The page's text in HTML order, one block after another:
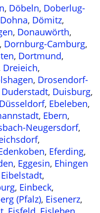
, Döbeln, Doberlug-
Dohna, Dömitz,
, Donauwörth,
, Dornburg-Camburg,
, Dortmund,
Dreieich,
, Drosendorf-
Duderstadt, Duisburg,
Düsseldorf, Ebeleben,
, Ebern,
Neugersdorf,
,
, Eferding,
, Eggesin, Ehingen
Eibelstadt,
, Einbeck,
(Pfalz), Eisenerz,